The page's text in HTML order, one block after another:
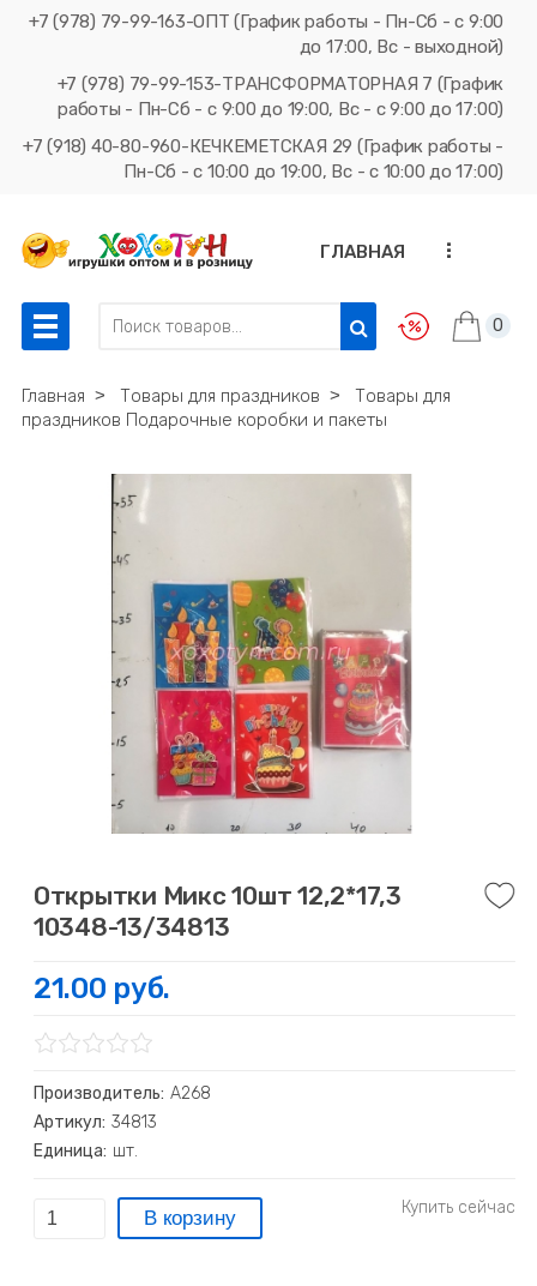
+7 (978) 79-99-163-ОПТ (График работы - Пн-Сб - с 9:00
до 17:00, Вс - выходной)
+7 (978) 79-99-153-ТРАНСФОРМАТОРНАЯ 7 (График
работы - Пн-Сб - с 9:00 до 19:00, Вс - с 9:00 до 17:00)
+7 (918) 40-80-960-КЕЧКЕМЕТСКАЯ 29 (График работы -
Пн-Сб - с 10:00 до 19:00, Вс - с 10:00 до 17:00)
ГЛАВНАЯ ...
0
Главная ˃ Товары для праздников ˃
Товары для
праздников Подарочные коробки и пакеты
Открытки Микс 10шт 12,2*17,3
10348-13/34813
21.00 руб.
Производитель: А268
Артикул: 34813
Единица: шт.